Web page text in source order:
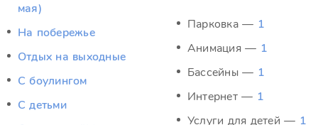
мая)
На побережье
Отдых на выходные
С боулингом
С детьми
Парковка — 1
Анимация — 1
Бассейны — 1
Интернет — 1
Услуги для детей — 1